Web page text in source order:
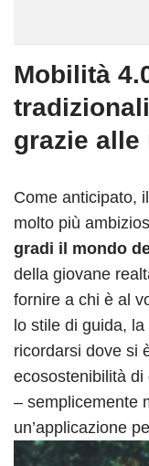
Mobilità
grazie alle
Come anticipato,
molto più
gradi il mondo
della giovane
fornire a chi è al
lo stile di guida,
ricordarsi dove si
ecosostenibilità
– semplicemente
un’applicazione